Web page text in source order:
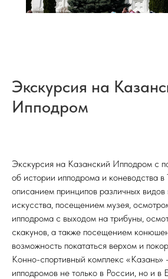
Экскурсия на
Ипподром
Экскурсия на Казанский Ипподром с
об истории ипподрома и коневодства в
описанием принципов различных видов
искусства, посещением музея,
ипподрома с выходом на трибуны,
скакунов, а также посещением
возможность покататься верхом и
Конно-спортивный комплекс «Казань»
ипподромов не только в России, но и в